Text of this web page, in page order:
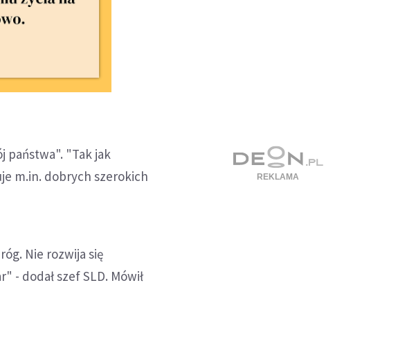
państwa". "Tak jak
m.in. dobrych szerokich
Nie rozwija się
dodał szef SLD. Mówił